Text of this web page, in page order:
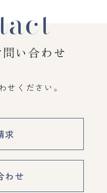
い合わせ
せください。
求
わせ